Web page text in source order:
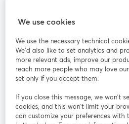
StreamYard：
参加する
ライ
ンセ
ミナ
ー
Facebook
新しいタ
Instagram
We use cookies
We use the necessary technical
We'd also like to set analytics and
more relevant ads, improve our
reach more people who may love
set only if you accept them.
If you close this message, we won’t
cookies, and this won’t limit your
can customize your preferences with